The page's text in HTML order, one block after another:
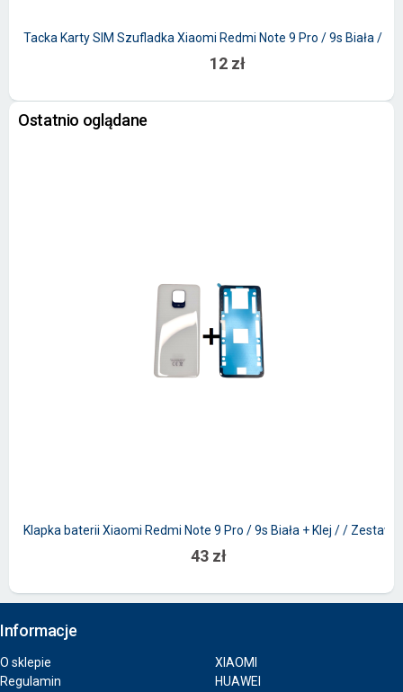
Tacka Karty SIM Szufladka Xiaomi Redmi Note 9 Pro / 9s Biała /
12 zł
Ostatnio oglądane
Klapka baterii Xiaomi Redmi Note 9 Pro / 9s Biała + Klej / / Zestaw
43 zł
Informacje
O sklepie
Regulamin
XIAOMI
HUAWEI